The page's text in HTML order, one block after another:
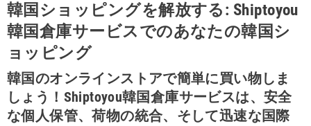
韓国ショッピングを解放する: Shiptoyou
韓国倉庫サービスでのあなたの韓国シ
ョッピング
韓国のオンラインストアで簡単に買い物しま
しょう！Shiptoyou韓国倉庫サービスは、安全
な個人保管、荷物の統合、そして迅速な国際